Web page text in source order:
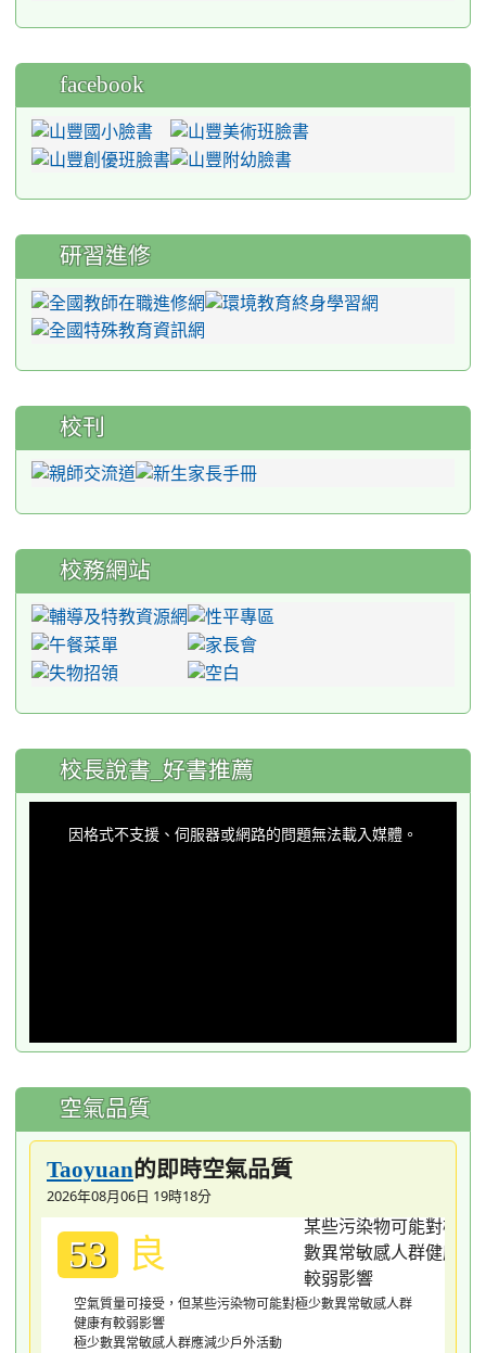
facebook
研習進修
校刊
校務網站
:::
校長說書_好書推薦
因格式不支援、伺服器或網路的問題無法載入媒體。
空氣品質
Taoyuan的即時空氣品質
2026年08月06日 19時18分
53 良
空氣質量可接受，但某些污染物可能對極少數異常敏感人群
健康有較弱影響
極少數異常敏感人群應減少戶外活動